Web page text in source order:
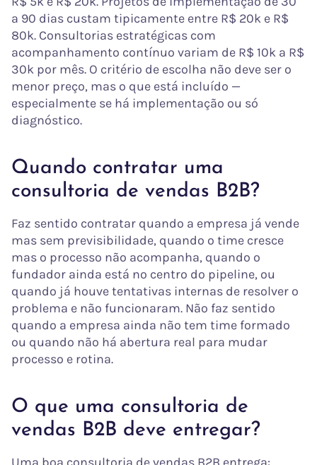
a 90 dias custam tipicamente entre R$ 20k e R$
80k. Consultorias estratégicas com
acompanhamento contínuo variam de R$ 10k a R$
30k por mês. O critério de escolha não deve ser o
menor preço, mas o que está incluído —
especialmente se há implementação ou só
diagnóstico.
Quando contratar uma
consultoria de vendas B2B?
Faz sentido contratar quando a empresa já vende
mas sem previsibilidade, quando o time cresce
mas o processo não acompanha, quando o
fundador ainda está no centro do pipeline, ou
quando já houve tentativas internas de resolver o
problema e não funcionaram. Não faz sentido
quando a empresa ainda não tem time formado
ou quando não há abertura real para mudar
processo e rotina.
O que uma consultoria de
vendas B2B deve entregar?